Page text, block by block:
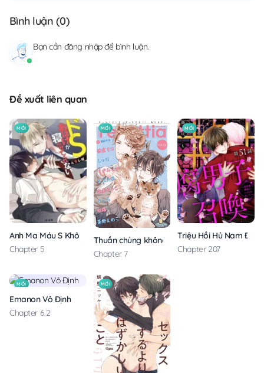
Bình luận (0)
Bạn cần đăng nhậpđể bình luận.
Đề xuất liên quan
MỚI
Anh Ma Máu S Không Cho Tôi Ngủ Yên
Chapter 5
MỚI
Thuần chủng không rung động
Chapter 7
MỚI
Triệu Hồi Hủ Nam Đến
Chapter 207
MỚI
Emanon Vô Định
Chapter 6.2
MỚI